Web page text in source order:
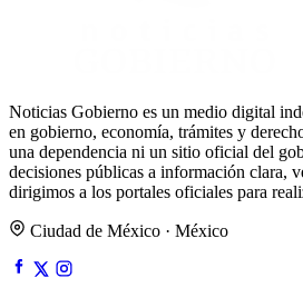
Noticias Gobierno es un medio digital
en gobierno, economía, trámites y
una dependencia ni un sitio oficial del
decisiones públicas a información clara,
dirigimos a los portales oficiales para
Ciudad de México · México